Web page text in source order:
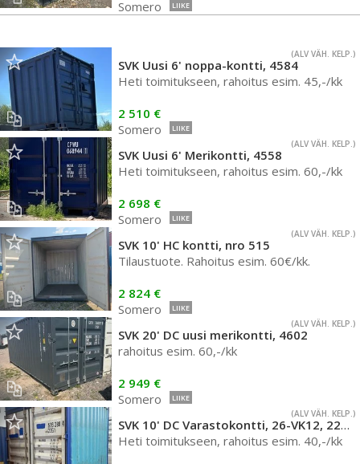
Somero
LIIKE
(ALV VÄH. KELP.)
SVK Uusi 6' noppa-kontti, 4584
Heti toimitukseen, rahoitus esim. 45,-/kk
2 510 €
Somero
LIIKE
(ALV VÄH. KELP.)
SVK Uusi 6' Merikontti, 4558
Heti toimitukseen, rahoitus esim. 60,-/kk
2 698 €
Somero
LIIKE
(ALV VÄH. KELP.)
SVK 10' HC kontti, nro 515
Tilaustuote. Rahoitus esim. 60€/kk.
2 824 €
Somero
LIIKE
(ALV VÄH. KELP.)
SVK 20' DC uusi merikontti, 4602
rahoitus esim. 60,-/kk
2 949 €
Somero
LIIKE
(ALV VÄH. KELP.)
SVK 10' DC Varastokontti, 26-VK12, 2241
Heti toimitukseen, rahoitus esim. 40,-/kk